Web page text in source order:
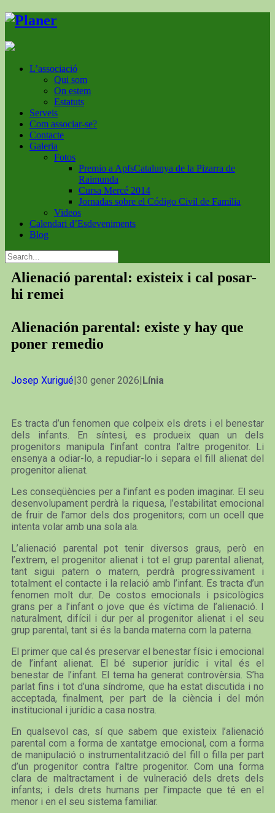
L’associació
Qui som
On estem
Estatuts
Serveis
Com associar-se?
Contacte
Galeria
Fotos
Premio a ApfsCatalunya de la Pizarra de
Raimunda
Cursa Mercé 2014
Jornadas sobre el Código Civil de Familia
Videos
Calendari d’Esdeveniments
Blog
Alienació parental: existeix i cal posar-
hi remei
Alienación parental: existe y hay que
poner remedio
Josep Xurigué|30 gener 2026|Línia
Es tracta d’un fenomen que colpeix els drets i el benestar
dels infants. En síntesi, es produeix quan un dels
progenitors manipula l’infant contra l’altre progenitor. Li
ensenya a odiar-lo, a repudiar-lo i separa el fill alienat del
progenitor alienat.
Les conseqüències per a l’infant es poden imaginar. El seu
desenvolupament perdrà la riquesa, l’estabilitat emocional
de fruir de l’amor dels dos progenitors; com un ocell que
intenta volar amb una sola ala.
L’alienació parental pot tenir diversos graus, però en
l’extrem, el progenitor alienat i tot el grup parental alienat,
tant sigui patern o matern, perdrà progressivament i
totalment el contacte i la relació amb l’infant. Es tracta d’un
fenomen molt dur. De costos emocionals i psicològics
grans per a l’infant o jove que és víctima de l’alienació. I
naturalment, difícil i dur per al progenitor alienat i el seu
grup parental, tant si és la banda materna com la paterna.
El primer que cal és preservar el benestar físic i emocional
de l’infant alienat. El bé superior jurídic i vital és el
benestar de l’infant. El tema ha generat controvèrsia. S’ha
parlat fins i tot d’una síndrome, que ha estat discutida i no
acceptada, finalment, per part de la ciència i del món
institucional i jurídic a casa nostra.
En qualsevol cas, sí que sabem que existeix l’alienació
parental com a forma de xantatge emocional, com a forma
de manipulació o instrumentalització del fill o filla per part
d’un progenitor contra l’altre progenitor. Com una forma
clara de maltractament i de vulneració dels drets dels
infants; i dels drets humans per l’impacte que té en el
menor i en el seu sistema familiar.